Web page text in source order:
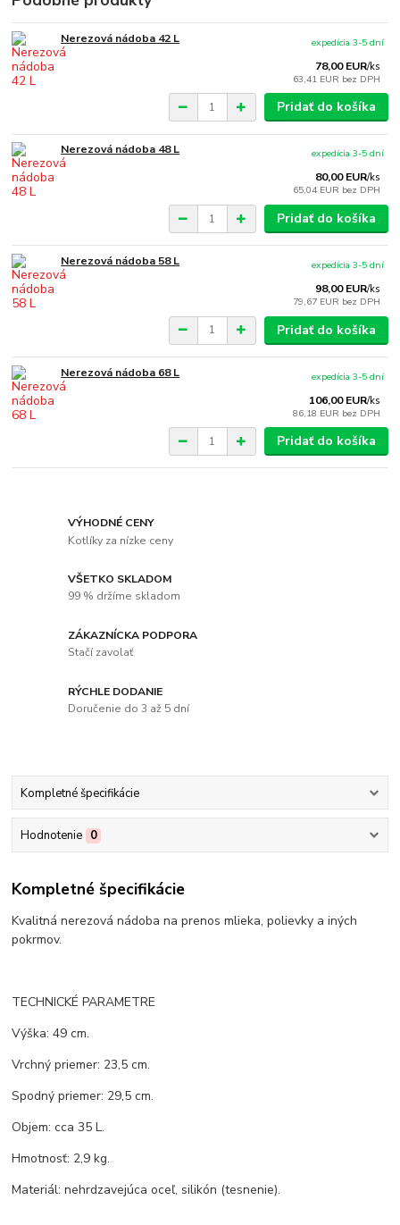
Nerezová nádoba 42 L
78,00 EUR/ks
63,41 EUR bez DPH
expedícia 3-5 dní
Pridať do košíka
Nerezová nádoba 48 L
80,00 EUR/ks
65,04 EUR bez DPH
expedícia 3-5 dní
Pridať do košíka
Nerezová nádoba 58 L
98,00 EUR/ks
79,67 EUR bez DPH
expedícia 3-5 dní
Pridať do košíka
Nerezová nádoba 68 L
106,00 EUR/ks
86,18 EUR bez DPH
expedícia 3-5 dní
Pridať do košíka
VÝHODNÉ CENY
Kotlíky za nízke ceny
VŠETKO SKLADOM
99 % držíme skladom
ZÁKAZNÍCKA PODPORA
Stačí zavolať
RÝCHLE DODANIE
Doručenie do 3 až 5 dní
Kompletné špecifikácie
Hodnotenie 0
Kompletné špecifikácie
Kvalitná nerezová nádoba na prenos mlieka, polievky a iných
pokrmov.
TECHNICKÉ PARAMETRE
Výška: 49 cm.
Vrchný priemer: 23,5 cm.
Spodný priemer: 29,5 cm.
Objem: cca 35 L.
Hmotnosť: 2,9 kg.
Materiál: nehrdzavejúca oceľ, silikón (tesnenie).